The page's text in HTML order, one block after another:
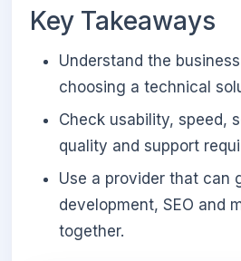
Key Takeaways
Understand the
choosing a technical
Check usability, speed,
quality and support
Use a provider that can
development, SEO and
together.